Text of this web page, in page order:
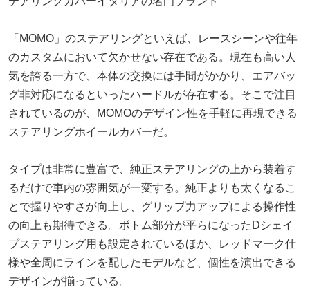
「MOMO」のステアリングといえば、レースシーンや往年
のカスタムにおいて欠かせない存在である。現在も高い人
気を誇る一方で、本体の交換には手間がかかり、エアバッ
グ非対応になるといったハードルが存在する。そこで注目
されているのが、MOMOのデザイン性を手軽に再現できる
ステアリングホイールカバーだ。
タイプは非常に豊富で、純正ステアリングの上から装着す
るだけで車内の雰囲気が一変する。純正よりも太くなるこ
とで握りやすさが向上し、グリップ力アップによる操作性
の向上も期待できる。ボトム部分が平らになったDシェイ
プステアリング用も設定されているほか、レッドマーク仕
様や全周にラインを配したモデルなど、個性を演出できる
デザインが揃っている。